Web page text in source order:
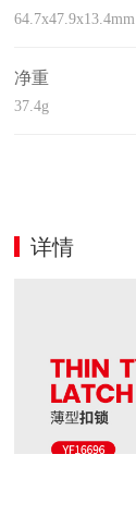
64.7x47.9x13.4mm
净重
37.4g
详情